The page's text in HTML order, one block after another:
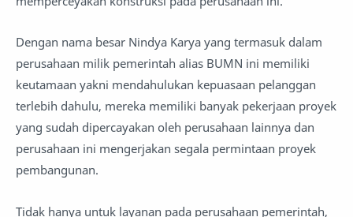
Dengan nama besar Nindya Karya yang termasuk dalam
perusahaan milik pemerintah alias BUMN ini memiliki
keutamaan yakni mendahulukan kepuasaan pelanggan
terlebih dahulu, mereka memiliki banyak pekerjaan proyek
yang sudah dipercayakan oleh perusahaan lainnya dan
perusahaan ini mengerjakan segala permintaan proyek
pembangunan.
Tidak hanya untuk layanan pada perusahaan pemerintah,